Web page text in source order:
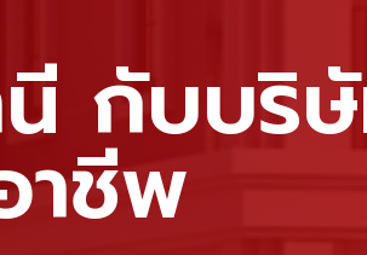
นี กับบริ
าชีพ